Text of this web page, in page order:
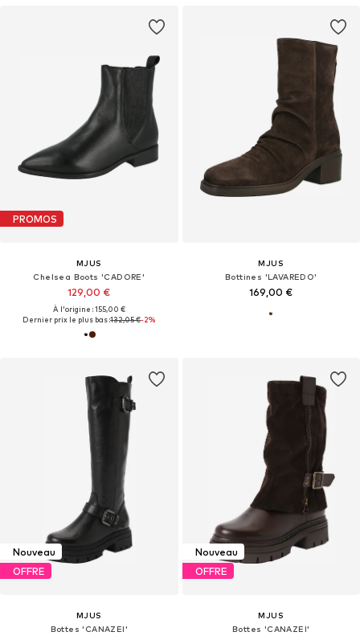
PROMOS
MJUS
Chelsea Boots 'CADORE'
129,00 €
À l'origine : 155,00 €
Dernier prix le plus bas :132,05 €-2%
MJUS
Bottines 'LAVAREDO'
169,00 €
Nouveau
OFFRE
MJUS
Bottes 'CANAZEI'
Nouveau
OFFRE
MJUS
Bottes 'CANAZEI'